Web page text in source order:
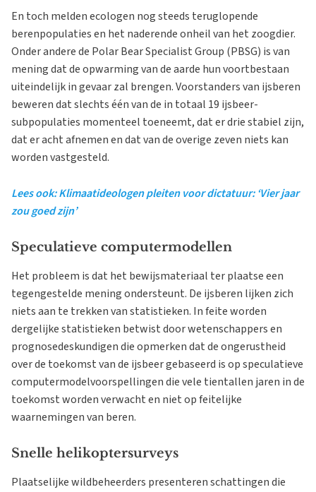
En toch melden ecologen nog steeds teruglopende
berenpopulaties en het naderende onheil van het zoogdier.
Onder andere de Polar Bear Specialist Group (PBSG) is van
mening dat de opwarming van de aarde hun voortbestaan
uiteindelijk in gevaar zal brengen. Voorstanders van ijsberen
beweren dat slechts één van de in totaal 19 ijsbeer-
subpopulaties momenteel toeneemt, dat er drie stabiel zijn,
dat er acht afnemen en dat van de overige zeven niets kan
worden vastgesteld.
Lees ook: Klimaatideologen pleiten voor dictatuur: ‘Vier jaar
zou goed zijn’
Speculatieve computermodellen
Het probleem is dat het bewijsmateriaal ter plaatse een
tegengestelde mening ondersteunt. De ijsberen lijken zich
niets aan te trekken van statistieken. In feite worden
dergelijke statistieken betwist door wetenschappers en
prognosedeskundigen die opmerken dat de ongerustheid
over de toekomst van de ijsbeer gebaseerd is op speculatieve
computermodelvoorspellingen die vele tientallen jaren in de
toekomst worden verwacht en niet op feitelijke
waarnemingen van beren.
Snelle helikoptersurveys
Plaatselijke wildbeheerders presenteren schattingen die